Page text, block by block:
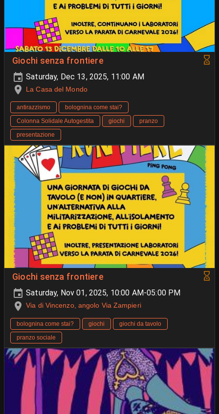
Giochi senza frontiere
Saturday, Dec 13, 2025, 11:00 AM
La Casa del Mondo
antirazzismo
bolognina come stai?
Colonna Solidale Autogestita
giochi
pranzo
presentazione
Giochi senza frontiere
Saturday, Nov 01, 2025, 10:00 AM-05:00 PM
Via di Vincenzo, angolo Via Zampieri
bolognina come stai? giochi
giochi da tavolo
pranzo sociale